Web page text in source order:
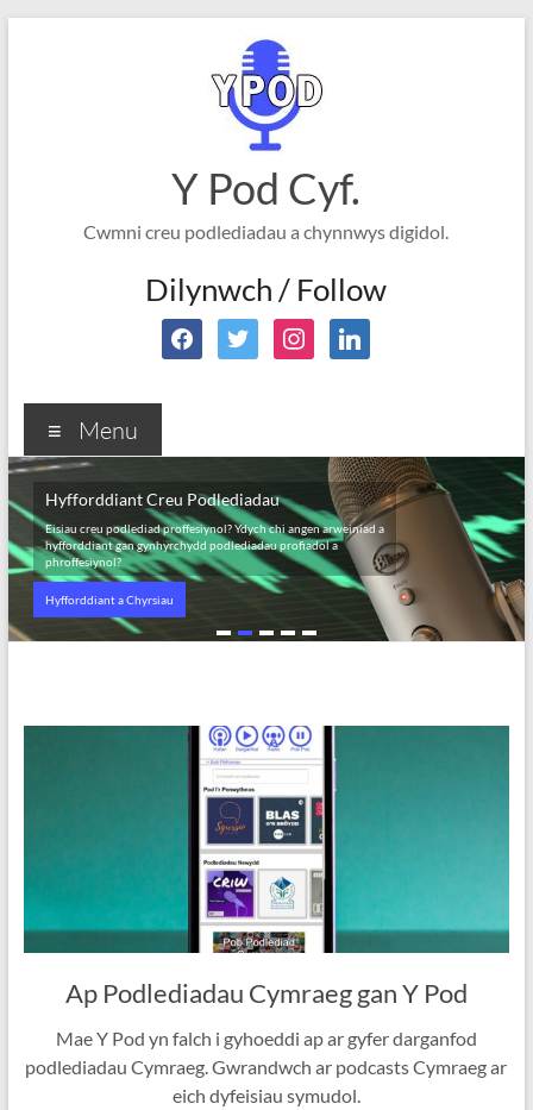
Y Pod Cyf.
Cwmni creu podlediadau a chynnwys digidol.
Dilynwch / Follow
facebook
twitter instagramlinkedin
Menu
Hyfforddiant Creu Podlediadau
Eisiau creu podlediad proffesiynol? Ydych chi angen arweiniad a
hyfforddiant gan gynhyrchydd podlediadau profiadol a
phroffesiynol?
Hyfforddiant a Chyrsiau
Ap Podlediadau Cymraeg gan Y Pod
Mae Y Pod yn falch i gyhoeddi ap ar gyfer darganfod
podlediadau Cymraeg. Gwrandwch ar podcasts Cymraeg ar
eich dyfeisiau symudol.